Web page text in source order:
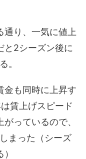
通り、一気に値上
と2シーズン後に
。
金も同時に上昇す
賃上げスピード
っているので、
まった（シーズ